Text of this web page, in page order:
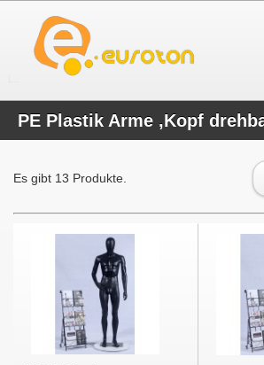
PE Plastik Arme ,Kopf
Es gibt 13 Produkte.